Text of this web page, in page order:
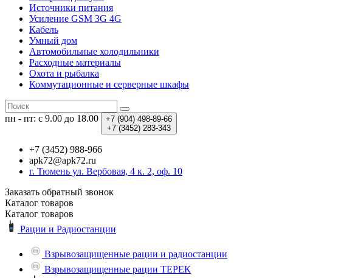
Источники питания
Усиление GSM 3G 4G
Кабель
Умный дом
Автомобильные холодильники
Расходные материалы
Охота и рыбалка
Коммутационные и серверные шкафы
пн - пт: с 9.00 до 18.00 +7 (904) 498-89-66
+7 (3452) 283-343
+7 (3452) 988-966
apk72@apk72.ru
г. Тюмень ул. Вербовая, 4 к. 2, оф. 10
Заказать обратный звонок
Каталог товаров
Каталог товаров
Рации и Радиостанции
Взрывозащищенные рации и радиостанции
Взрывозащищенные рации ТЕРЕК